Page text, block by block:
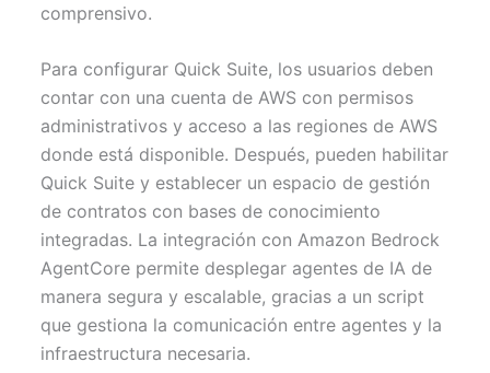
comprensivo.
Para configurar Quick Suite, los usuarios deben
contar con una cuenta de AWS con permisos
administrativos y acceso a las regiones de AWS
donde está disponible. Después, pueden habilitar
Quick Suite y establecer un espacio de gestión
de contratos con bases de conocimiento
integradas. La integración con Amazon Bedrock
AgentCore permite desplegar agentes de IA de
manera segura y escalable, gracias a un script
que gestiona la comunicación entre agentes y la
infraestructura necesaria.